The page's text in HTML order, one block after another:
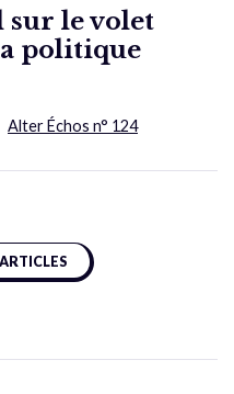
sur le volet
politique
Alter Échos n° 124